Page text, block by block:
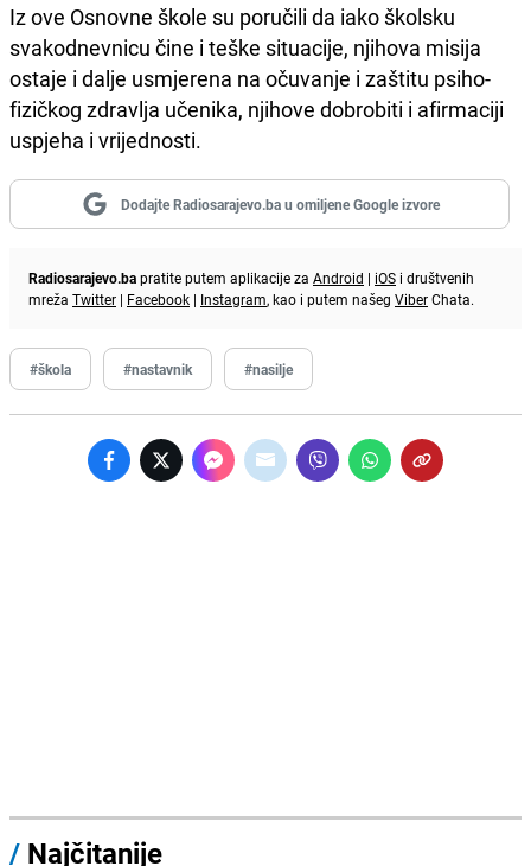
Iz ove Osnovne škole su poručili da iako školsku
svakodnevnicu čine i teške situacije, njihova misija
ostaje i dalje usmjerena na očuvanje i zaštitu psiho-
fizičkog zdravlja učenika, njihove dobrobiti i afirmaciji
uspjeha i vrijednosti.
Dodajte Radiosarajevo.ba u omiljene Google izvore
Radiosarajevo.bapratite putem aplikacije za Android | iOS i društvenih
mreža Twitter | Facebook | Instagram, kao i putem našeg ViberChata.
#škola #nastavnik #nasilje
/ Najčitanije